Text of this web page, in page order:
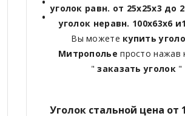
уголок равн. от 25х25х3 до
уголок неравн. 100х63х6
Вы можете купить
Митропольепросто нажав
" заказать уголок"
Уголок стальной цена от